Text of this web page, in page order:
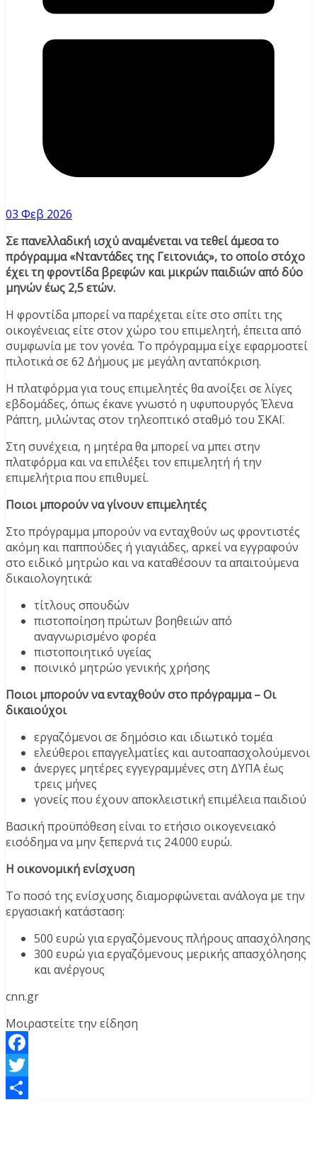
03 Φεβ 2026
Σε πανελλαδική ισχύ αναμένεται να τεθεί άμεσα το
πρόγραμμα «Νταντάδες της Γειτονιάς», το οποίο στόχο
έχει τη φροντίδα βρεφών και μικρών παιδιών από δύο
μηνών έως 2,5 ετών.
Η φροντίδα μπορεί να παρέχεται είτε στο σπίτι της
οικογένειας είτε στον χώρο του επιμελητή, έπειτα από
συμφωνία με τον γονέα. Το πρόγραμμα είχε εφαρμοστεί
πιλοτικά σε 62 Δήμους με μεγάλη ανταπόκριση.
Η πλατφόρμα για τους επιμελητές θα ανοίξει σε λίγες
εβδομάδες, όπως έκανε γνωστό η υφυπουργός Έλενα
Ράπτη, μιλώντας στον τηλεοπτικό σταθμό του ΣΚΑΪ.
Στη συνέχεια, η μητέρα θα μπορεί να μπει στην
πλατφόρμα και να επιλέξει τον επιμελητή ή την
επιμελήτρια που επιθυμεί.
Ποιοι μπορούν να γίνουν επιμελητές
Στο πρόγραμμα μπορούν να ενταχθούν ως φροντιστές
ακόμη και παππούδες ή γιαγιάδες, αρκεί να εγγραφούν
στο ειδικό μητρώο και να καταθέσουν τα απαιτούμενα
δικαιολογητικά:
τίτλους σπουδών
πιστοποίηση πρώτων βοηθειών από
αναγνωρισμένο φορέα
πιστοποιητικό υγείας
ποινικό μητρώο γενικής χρήσης
Ποιοι μπορούν να ενταχθούν στο πρόγραμμα – Οι
δικαιούχοι
εργαζόμενοι σε δημόσιο και ιδιωτικό τομέα
ελεύθεροι επαγγελματίες και αυτοαπασχολούμενοι
άνεργες μητέρες εγγεγραμμένες στη ΔΥΠΑ έως
τρεις μήνες
γονείς που έχουν αποκλειστική επιμέλεια παιδιού
Βασική προϋπόθεση είναι το ετήσιο οικογενειακό
εισόδημα να μην ξεπερνά τις 24.000 ευρώ.
Η οικονομική ενίσχυση
Το ποσό της ενίσχυσης διαμορφώνεται ανάλογα με την
εργασιακή κατάσταση:
500 ευρώ για εργαζόμενους πλήρους απασχόλησης
300 ευρώ για εργαζόμενους μερικής απασχόλησης
και ανέργους
cnn.gr
Μοιραστείτε την είδηση
Facebook
Twitter